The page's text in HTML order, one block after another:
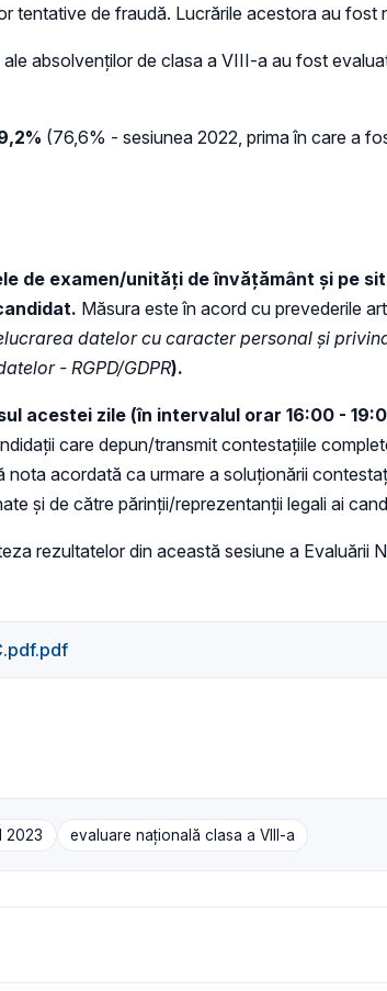
tentative de fraudă. Lucrările acestora au fost
ale absolvenților de clasa a VIII-a au fost
(76,6% - sesiunea 2022, prima în care a
de examen/unități de învățământ și pe
Măsura este în acord cu prevederile
datelor cu caracter personal și
- RGPD/GDPR).
acestei zile (în intervalul orar 16:00 -
care depun/transmit contestațiile
acordată ca urmare a soluționării
și de către părinții/reprezentanții legali ai
rezultatelor din această sesiune a Evaluării
2023 evaluare naţională clasa a VIII-a